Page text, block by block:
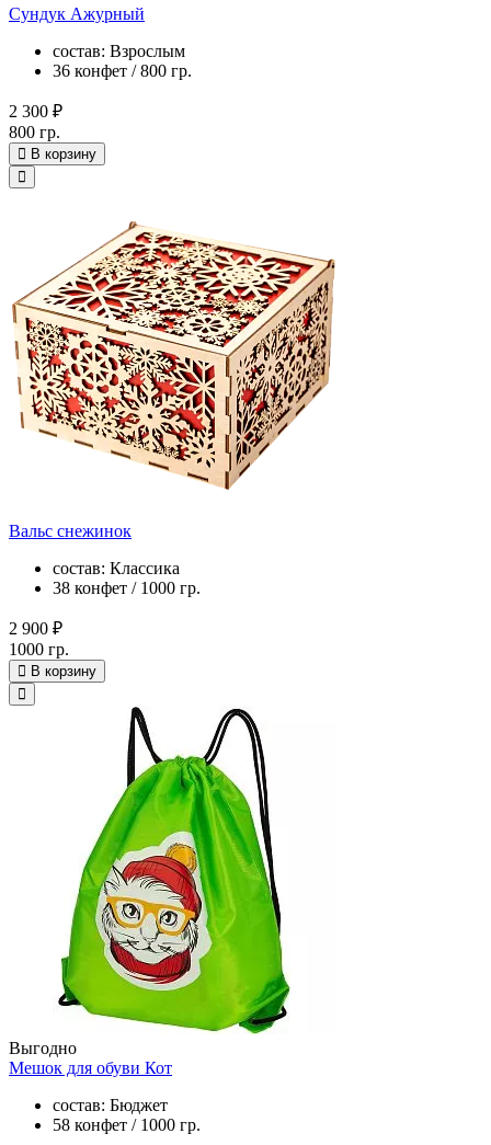
Сундук Ажурный
состав: Взрослым
36 конфет / 800 гр.
2 300 ₽
800 гр.
В корзину
Вальс снежинок
состав: Классика
38 конфет / 1000 гр.
2 900 ₽
1000 гр.
В корзину
Выгодно
Мешок для обуви Кот
состав: Бюджет
58 конфет / 1000 гр.